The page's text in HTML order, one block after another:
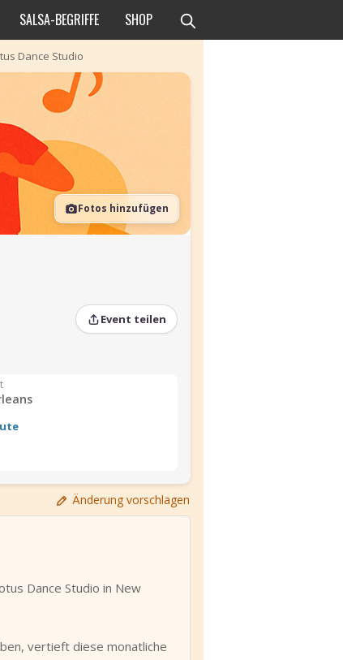
SALSA-BEGRIFFE SHOP
Dance Studio
Fotos hinzufügen
Event teilen
Änderung vorschlagen
Dance Studio in New
vertieft diese monatliche